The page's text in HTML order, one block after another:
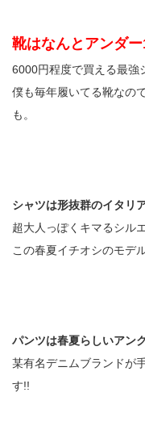
靴はなんとアンダ
6000円程度で買える最強
僕も毎年履いてる靴なの
も。
シャツは形抜群のイタリ
超大人っぽくキマるシル
この春夏イチオシのモデ
パンツは春夏らしいアン
某有名デニムブランドが
す!!